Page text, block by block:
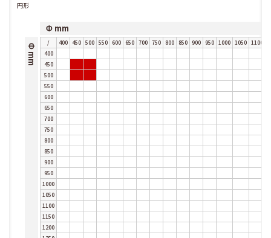
円形
Φ mm
Φ mm
/ 400 450 500 550 600 650 700 750 800 850 900 950 1000 1050 1100
400
450
500
550
600
650
700
750
800
850
900
950
1000
1050
1100
1150
1200